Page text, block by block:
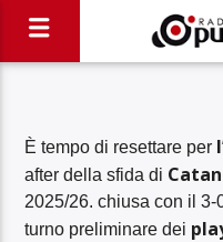
È tempo di resettare per
after della sfida di
2025/26. chiusa con il 3-
turno preliminare dei